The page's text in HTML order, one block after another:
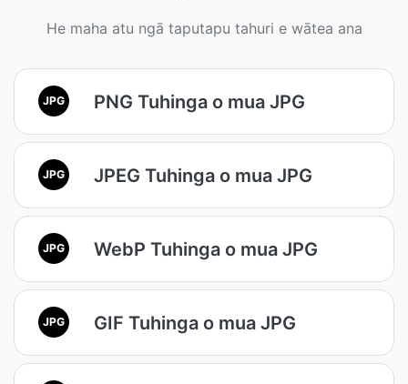
He maha atu ngā taputapu tahuri e wātea ana
JPG PNG Tuhinga o mua JPG
JPG JPEG Tuhinga o mua JPG
JPG WebP Tuhinga o mua JPG
JPG GIF Tuhinga o mua JPG